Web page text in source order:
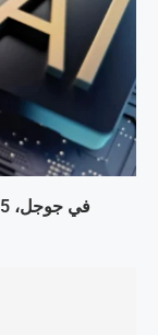
في جوجل، 75% من الكود مولّد بالذكاء الاصطناعي